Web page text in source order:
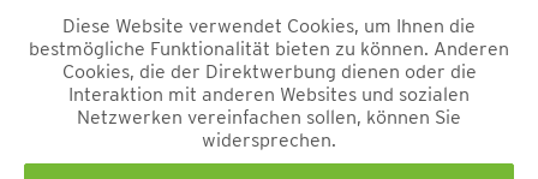
sowie Geschenkgutscheine sind vom Rabatt ausgeschlossen. Der
Rabattcode ist nicht mit anderen Aktionen oder Gutscheinen
kombinierbar. Der Mindestbestellwert beträgt 50 €
*Alle Preise verstehen sich inkl. Mehrwertsteuer und zzgl.
und ggf. Nachnahmegebühren, wenn nicht anders
beschrieben.
Diese Website verwendet Cookies, um Ihnen die
bestmögliche Funktionalität bieten zu können. Anderen
Cookies, die der Direktwerbung dienen oder die
Interaktion mit anderen Websites und sozialen
Netzwerken vereinfachen sollen, können Sie
widersprechen.